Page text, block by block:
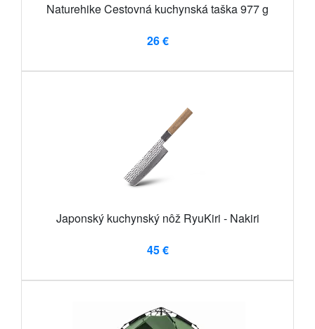
Naturehike Cestovná kuchynská taška 977 g
26 €
Japonský kuchynský nôž RyuKiri - Nakiri
45 €